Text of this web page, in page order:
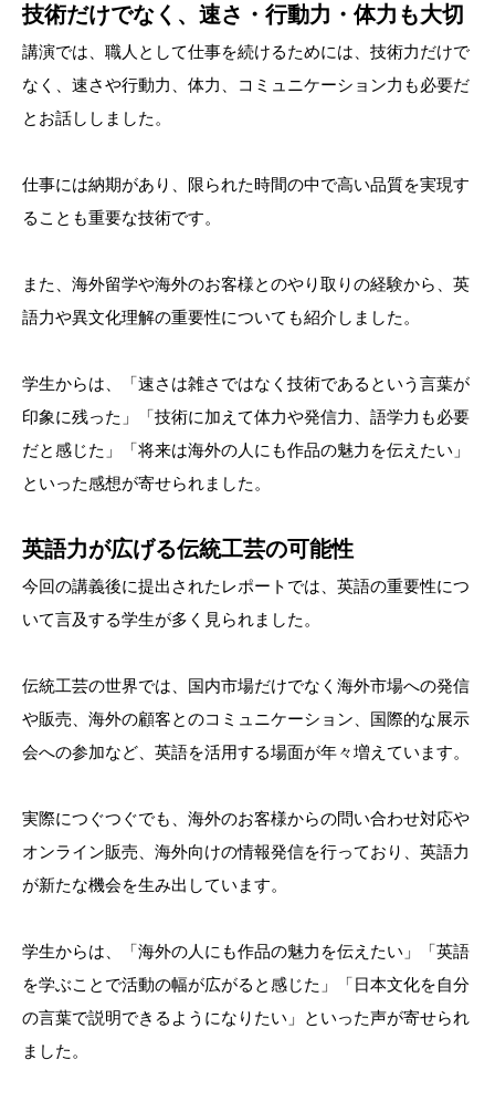
技術だけでなく、速さ・行動力・体力も大切
講演では、職人として仕事を続けるためには、技術力だけで
なく、速さや行動力、体力、コミュニケーション力も必要だ
とお話ししました。
仕事には納期があり、限られた時間の中で高い品質を実現す
ることも重要な技術です。
また、海外留学や海外のお客様とのやり取りの経験から、英
語力や異文化理解の重要性についても紹介しました。
学生からは、「速さは雑さではなく技術であるという言葉が
印象に残った」「技術に加えて体力や発信力、語学力も必要
だと感じた」「将来は海外の人にも作品の魅力を伝えたい」
といった感想が寄せられました。
英語力が広げる伝統工芸の可能性
今回の講義後に提出されたレポートでは、英語の重要性につ
いて言及する学生が多く見られました。
伝統工芸の世界では、国内市場だけでなく海外市場への発信
や販売、海外の顧客とのコミュニケーション、国際的な展示
会への参加など、英語を活用する場面が年々増えています。
実際につぐつぐでも、海外のお客様からの問い合わせ対応や
オンライン販売、海外向けの情報発信を行っており、英語力
が新たな機会を生み出しています。
学生からは、「海外の人にも作品の魅力を伝えたい」「英語
を学ぶことで活動の幅が広がると感じた」「日本文化を自分
の言葉で説明できるようになりたい」といった声が寄せられ
ました。